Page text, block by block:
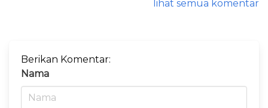
lihat semua komentar
Berikan Komentar:
Nama